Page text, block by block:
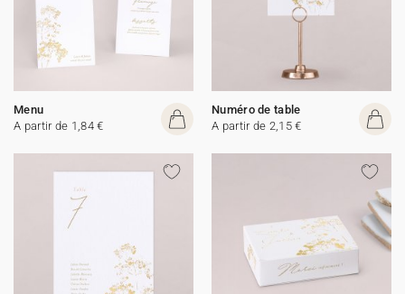
Menu
A partir de 1,84 €
Numéro de table
A partir de 2,15 €